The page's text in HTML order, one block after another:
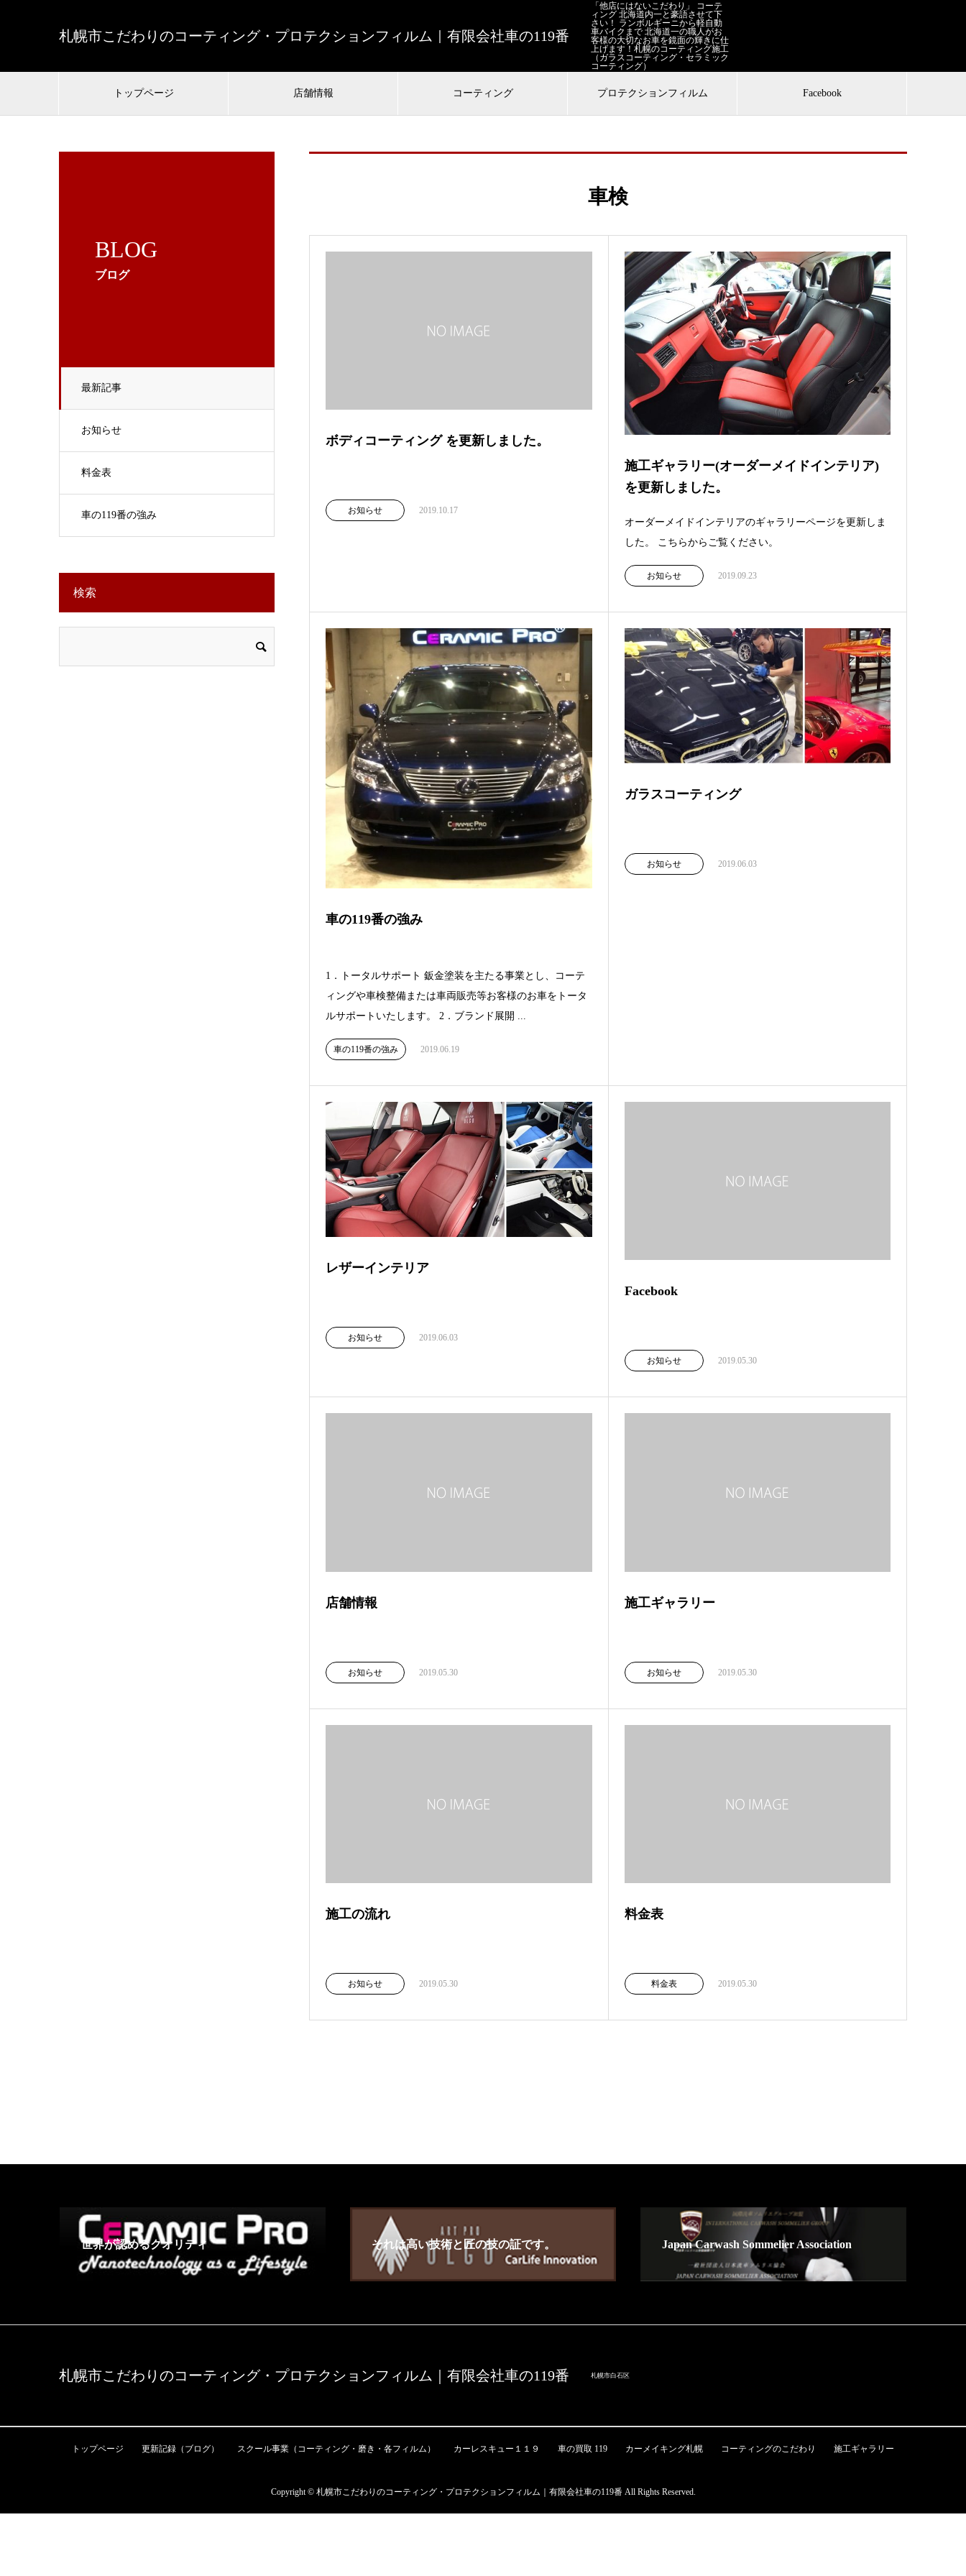
札幌市こだわりのコーティング・プロテクションフィルム｜有限会社車の119番
「他店にはないこだわり」 コーテ
ィング 北海道内一と豪語させて下
さい！ ランボルギーニから軽自動
車バイクまで 北海道一の職人がお
客様の大切なお車を鏡面の輝きに仕
上げます！札幌のコーティング施工
（ガラスコーティング・セラミック
コーティング）
トップページ 店舗情報 コーティング プロテクションフィルム Facebook
BLOG
ブログ
最新記事
お知らせ
料金表
車の119番の強み
車検
ボディコーティング を更新しました。
お知らせ 2019.10.17
施工ギャラリー(オーダーメイドインテリア)
を更新しました。
オーダーメイドインテリアのギャラリーページを更新しま
した。 こちらからご覧ください。
お知らせ 2019.09.23
車の119番の強み
1．トータルサポート 鈑金塗装を主たる事業とし、コーテ
ィングや車検整備または車両販売等お客様のお車をトータ
ルサポートいたします。 2．ブランド展開 ...
車の119番の強み 2019.06.19
ガラスコーティング
お知らせ 2019.06.03
レザーインテリア
お知らせ 2019.06.03
Facebook
お知らせ 2019.05.30
店舗情報
お知らせ 2019.05.30
施工ギャラリー
お知らせ 2019.05.30
施工の流れ
お知らせ 2019.05.30
料金表
料金表 2019.05.30
検索
世界が認めるクオリティ それは高い技術と匠の技の証です。 Japan Carwash Sommelier Association
札幌市こだわりのコーティング・プロテクションフィルム｜有限会社車の119番 札幌市白石区
トップページ 更新記録（ブログ） スクール事業（コーティング・磨き・各フィルム） カーレスキュー１１９ 車の買取 119 カーメイキング札幌 コーティングのこだわり 施工ギャラリー
Copyright © 札幌市こだわりのコーティング・プロテクションフィルム｜有限会社車の119番 All Rights Reserved.